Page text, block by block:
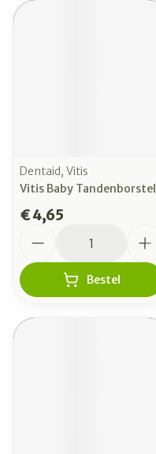
Dentaid, Vitis
Vitis Baby Tandenborstel
€ 4,65
Bestel